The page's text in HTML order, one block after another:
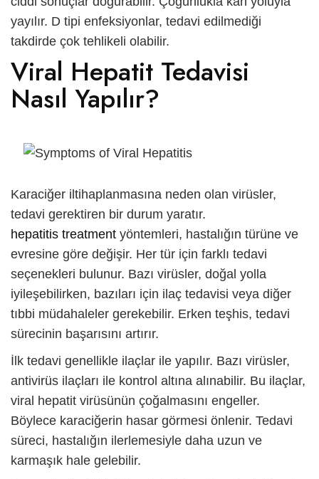
yayılır. D tipi enfeksiyonlar, tedavi edilmediği
takdirde çok tehlikeli olabilir.
Viral Hepatit Tedavisi
Nasıl Yapılır?
Karaciğer iltihaplanmasına neden olan virüsler,
tedavi gerektiren bir durum yaratır.
hepatitis treatment yöntemleri, hastalığın türüne ve
evresine göre değişir. Her tür için farklı tedavi
seçenekleri bulunur. Bazı virüsler, doğal yolla
iyileşebilirken, bazıları için ilaç tedavisi veya diğer
tıbbi müdahaleler gerekebilir. Erken teşhis, tedavi
sürecinin başarısını artırır.
İlk tedavi genellikle ilaçlar ile yapılır. Bazı virüsler,
antivirüs ilaçları ile kontrol altına alınabilir. Bu ilaçlar,
viral hepatit virüsünün çoğalmasını engeller.
Böylece karaciğerin hasar görmesi önlenir. Tedavi
süreci, hastalığın ilerlemesiyle daha uzun ve
karmaşık hale gelebilir.